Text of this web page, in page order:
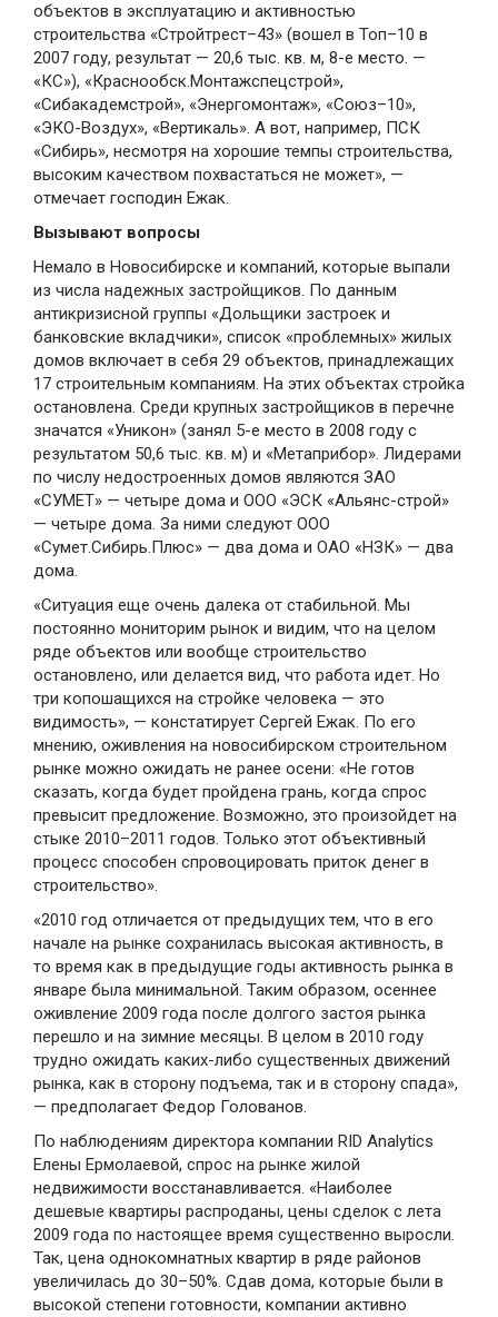
объектов в эксплуатацию и активностью
строительства «Стройтрест–43» (вошел в Топ–10 в
2007 году, результат — 20,6 тыс. кв. м, 8-е место. —
«КС»), «Краснообск.Монтажспецстрой»,
«Сибакадемстрой», «Энергомонтаж», «Союз–10»,
«ЭКО-Воздух», «Вертикаль». А вот, например, ПСК
«Сибирь», несмотря на хорошие темпы строительства,
высоким качеством похвастаться не может», —
отмечает господин Ежак.
Вызывают вопросы
Немало в Новосибирске и компаний, которые выпали
из числа надежных застройщиков. По данным
антикризисной группы «Дольщики застроек и
банковские вкладчики», список «проблемных» жилых
домов включает в себя 29 объектов, принадлежащих
17 строительным компаниям. На этих объектах стройка
остановлена. Среди крупных застройщиков в перечне
значатся «Уникон» (занял 5-е место в 2008 году с
результатом 50,6 тыс. кв. м) и «Метаприбор». Лидерами
по числу недостроенных домов являются ЗАО
«СУМЕТ» — четыре дома и ООО «ЭСК «Альянс-строй»
— четыре дома. За ними следуют ООО
«Сумет.Сибирь.Плюс» — два дома и ОАО «НЗК» — два
дома.
«Ситуация еще очень далека от стабильной. Мы
постоянно мониторим рынок и видим, что на целом
ряде объектов или вообще строительство
остановлено, или делается вид, что работа идет. Но
три копошащихся на стройке человека — это
видимость», — констатирует Сергей Ежак. По его
мнению, оживления на новосибирском строительном
рынке можно ожидать не ранее осени: «Не готов
сказать, когда будет пройдена грань, когда спрос
превысит предложение. Возможно, это произойдет на
стыке 2010–2011 годов. Только этот объективный
процесс способен спровоцировать приток денег в
строительство».
«2010 год отличается от предыдущих тем, что в его
начале на рынке сохранилась высокая активность, в
то время как в предыдущие годы активность рынка в
январе была минимальной. Таким образом, осеннее
оживление 2009 года после долгого застоя рынка
перешло и на зимние месяцы. В целом в 2010 году
трудно ожидать каких-либо существенных движений
рынка, как в сторону подъема, так и в сторону спада»,
— предполагает Федор Голованов.
По наблюдениям директора компании RID Analytics
Елены Ермолаевой, спрос на рынке жилой
недвижимости восстанавливается. «Наиболее
дешевые квартиры распроданы, цены сделок с лета
2009 года по настоящее время существенно выросли.
Так, цена однокомнатных квартир в ряде районов
увеличилась до 30–50%. Сдав дома, которые были в
высокой степени готовности, компании активно